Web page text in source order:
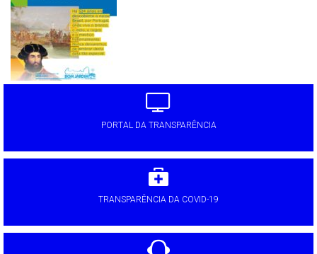
PORTAL DA TRANSPARÊNCIA
TRANSPARÊNCIA DA COVID-19